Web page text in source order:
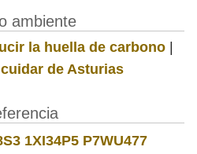
ambiente
la huella de carbono|
de Asturias
1XI34P5 P7WU477